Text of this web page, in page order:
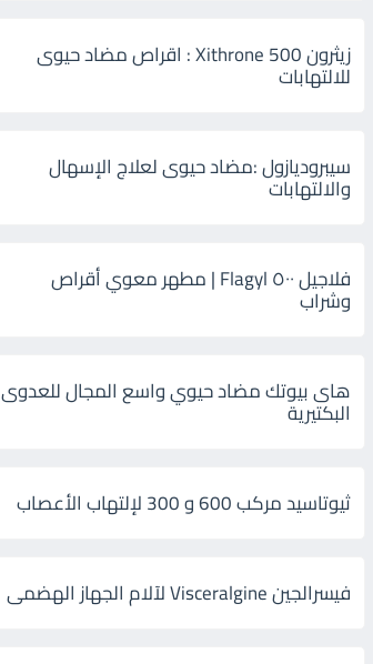
زيثرون 500 Xithrone : اقراص مضاد حيوى
للالتهابات
سيبروديازول :مضاد حيوى لعلاج الإسهال
والالتهابات
فلاجيل ٥٠٠ Flagyl | مطهر معوي أقراص
وشراب
هاى بيوتك مضاد حيوي واسع المجال للعدوى
البكتيرية
ثيوتاسيد مركب 600 و 300 لإلتهاب الأعصاب
فيسرالجين Visceralgine لآلام الجهاز الهضمى